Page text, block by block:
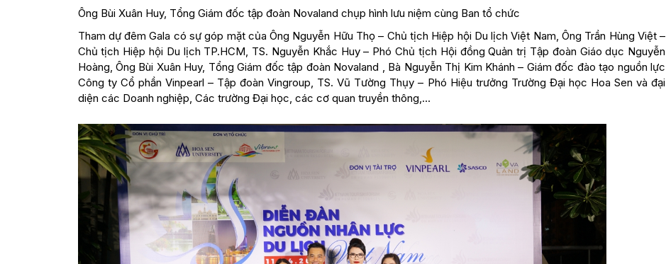
Ông Bùi Xuân Huy, Tổng Giám đốc tập đoàn Novaland chụp hình lưu niệm cùng Ban tổ chức
Tham dự đêm Gala có sự góp mặt của Ông Nguyễn Hữu Thọ – Chủ tịch Hiệp hội Du lịch Việt Nam, Ông Trần Hùng Việt –
Chủ tịch Hiệp hội Du lịch TP.HCM, TS. Nguyễn Khắc Huy – Phó Chủ tịch Hội đồng Quản trị Tập đoàn Giáo dục Nguyễn
Hoàng, Ông Bùi Xuân Huy, Tổng Giám đốc tập đoàn Novaland , Bà Nguyễn Thị Kim Khánh – Giám đốc đào tạo nguồn lực
Công ty Cổ phần Vinpearl – Tập đoàn Vingroup, TS. Vũ Tường Thụy – Phó Hiệu trưởng Trường Đại học Hoa Sen và đại
diện các Doanh nghiệp, Các trường Đại học, các cơ quan truyền thông,…